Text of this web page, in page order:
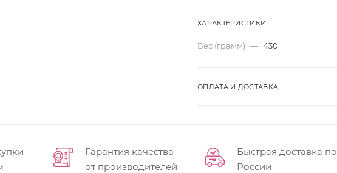
ХАРАКТЕРИСТИКИ
Вес (грамм) — 430
ОПЛАТА И ДОСТАВКА
Гарантия качества
от производителей
Быстрая доставка по
России